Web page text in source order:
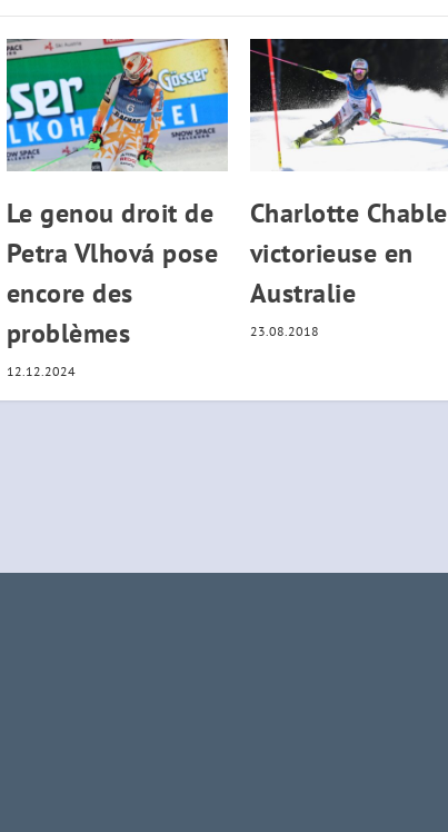
Le genou droit de
Petra Vlhová pose
encore des
problèmes
12.12.2024
Charlotte Chable
victorieuse en
Australie
23.08.2018